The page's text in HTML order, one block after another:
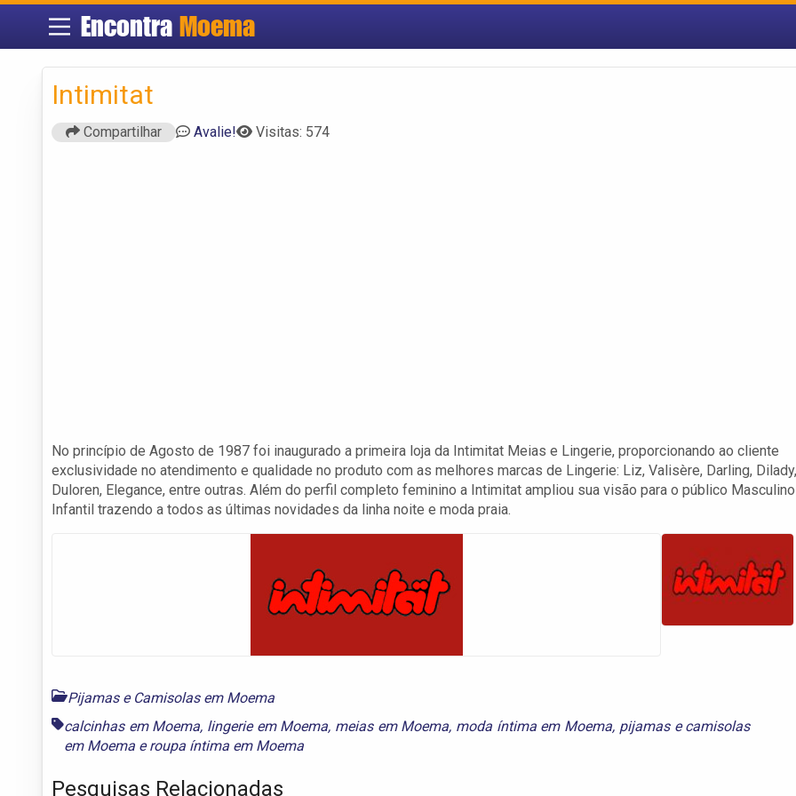
Encontra Moema
Intimitat
Compartilhar Avalie! Visitas: 574
No princípio de Agosto de 1987 foi inaugurado a primeira loja da Intimitat Meias e Lingerie, proporcionando ao cliente
exclusividade no atendimento e qualidade no produto com as melhores marcas de Lingerie: Liz, Valisère, Darling, Dilady,
Duloren, Elegance, entre outras. Além do perfil completo feminino a Intimitat ampliou sua visão para o público
Infantil trazendo a todos as últimas novidades da linha noite e moda praia.
Pijamas e Camisolas em Moema
calcinhas em Moema, lingerie em Moema, meias em Moema, moda íntima em Moema, pijamas e camisolas
em Moema eroupa íntima em Moema
Pesquisas Relacionadas